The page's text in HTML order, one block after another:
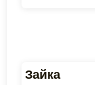
Зайка